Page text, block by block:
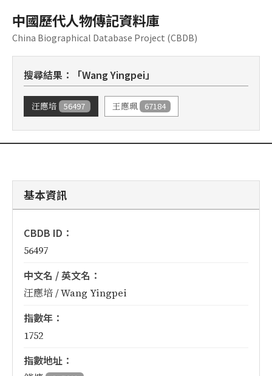
中國歷代人物傳記資料庫
China Biographical Database Project (CBDB)
搜尋結果：「Wang Yingpei」
汪應培 56497 王應珮 67184
基本資訊
CBDB ID：
56497
中文名 / 英文名：
汪應培 / Wang Yingpei
指數年：
1752
指數地址：